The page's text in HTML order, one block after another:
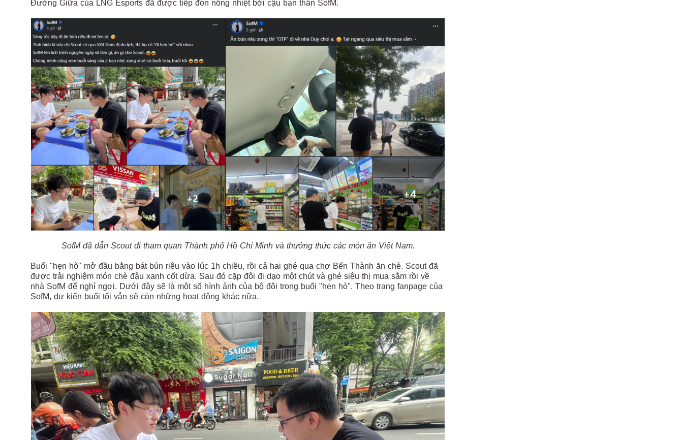
Đường Giữa của LNG Esports đã được tiếp đón nồng nhiệt bởi cậu bạn thân SofM.
SofM đã dẫn Scout đi tham quan Thành phố Hồ Chí Minh và thưởng thức các món ăn Việt Nam.
Buổi "hẹn hò" mở đầu bằng bát bún riêu vào lúc 1h chiều, rồi cả hai ghé qua chợ Bến Thành ăn chè. Scout đã
được trải nghiệm món chè đậu xanh cốt dừa. Sau đó cặp đôi đi dạo một chút và ghé siêu thị mua sắm rồi về
nhà SofM để nghỉ ngơi. Dưới đây sẽ là một số hình ảnh của bộ đôi trong buổi "hẹn hò". Theo trang fanpage của
SofM, dự kiến buổi tối vẫn sẽ còn những hoạt động khác nữa.